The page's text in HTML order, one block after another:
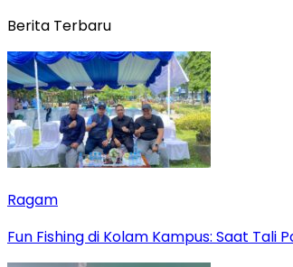
Berita Terbaru
Ragam
Fun Fishing di Kolam Kampus: Saat Tali